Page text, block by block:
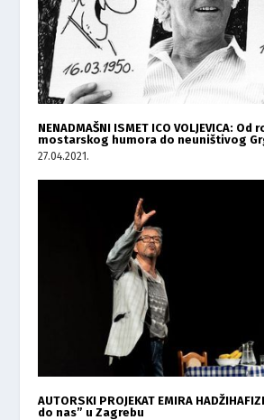
NENADMAŠNI ISMET ICO VOLJEVICA:
mostarskog humora do neuništivog
27.04.2021.
AUTORSKI PROJEKAT EMIRA
do nas” u Zagrebu